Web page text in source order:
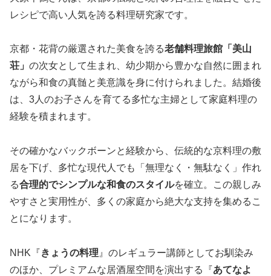
レシピで高い人気を誇る料理研究家です。
京都・花背の厳選された美食を誇る老舗料理旅館「美山
荘」 の次女として生まれ、幼少期から豊かな自然に囲まれ
ながら和食の真髄と美意識を身に付けられました。結婚後
は、3人のお子さんを育てる多忙な主婦として家庭料理の
経験を積まれます。
その確かなバックボーンと経験から、伝統的な京料理の敷
居を下げ、多忙な現代人でも「無理なく・無駄なく」作れ
る合理的でシンプルな和食のスタイルを確立。この親しみ
やすさと実用性が、多くの家庭から絶大な支持を集めるこ
とになります。
NHK『きょうの料理 』のレギュラー講師としてお馴染み
のほか、プレミアムな居酒屋空間を演出する『あてなよ